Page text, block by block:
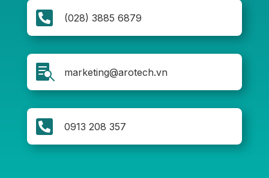
 (028) 3885 6879
 marketing@arotech.vn
 0913 208 357